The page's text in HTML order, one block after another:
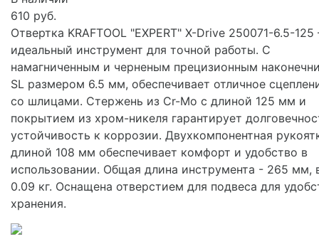
610 руб.
Отвертка KRAFTOOL "EXPERT" X-Drive 250071-6.5-125
идеальный инструмент для точной работы. С
намагниченным и черненым прецизионным
SL размером 6.5 мм, обеспечивает отличное
со шлицами. Стержень из Cr-Mo с длиной 125 мм и
покрытием из хром-никеля гарантирует
устойчивость к коррозии. Двухкомпонентная
длиной 108 мм обеспечивает комфорт и удобство в
использовании. Общая длина инструмента - 265 мм,
0.09 кг. Оснащена отверстием для подвеса для
хранения.